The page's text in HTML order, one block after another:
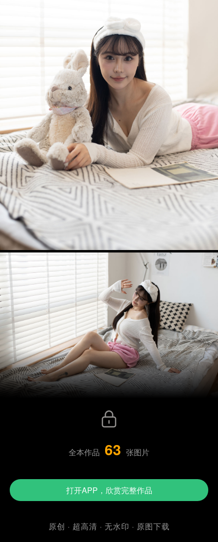
全本作品 63 张图片
打开APP，欣赏完整作品
原创 · 超高清 · 无水印 · 原图下载